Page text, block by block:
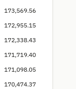
173,569.56
172,955.15
172,338.43
171,719.40
171,098.05
170,474.37